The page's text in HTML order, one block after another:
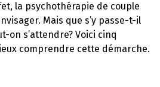
la psychothérapie de couple
Mais que s’y passe-t-il
on s’attendre? Voici cinq
comprendre cette démarche.